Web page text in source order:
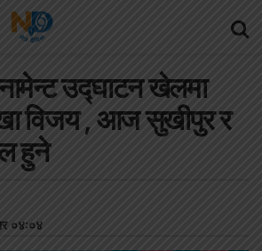
उद्घाटन खेलमा
विजय , आज सुखीपुर र
हुने
०४:०४